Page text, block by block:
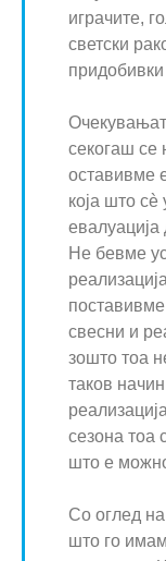
играчите,
светски
придобивки
секогаш се
оставивме
која што
евалуација
Не бевме
свесни и
зошто тоа
таков
сезона тоа
што е
Со оглед
што го